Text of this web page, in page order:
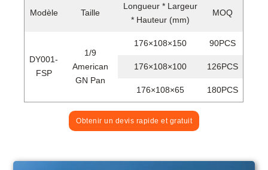
Modèle Taille
Longueur * Largeur
* Hauteur (mm)
MOQ
DY001-
FSP
1/9
American
GN Pan
176×108×150 90PCS
176×108×100 126PCS
176×108×65 180PCS
Obtenir un devis rapide et gratuit